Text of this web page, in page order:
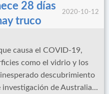
2020-10-12
28 días
truco
causa el COVID-19,
como el vidrio y los
descubrimiento
de Australia...